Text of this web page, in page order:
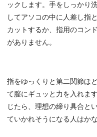
ックします。手をしっかり
してアソコの中に人差し指
カットするか、指用のコン
がありません。
指をゆっくりと第二関節ほ
て膣にギュッと力を入れま
じたら、理想の締り具合と
ていかれそうになる人はか